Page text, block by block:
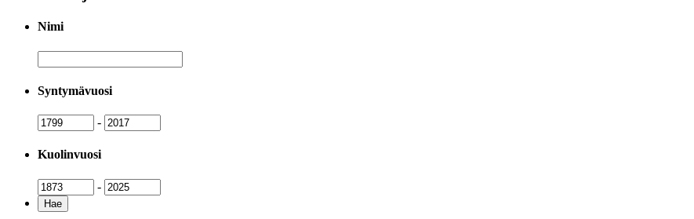
Nimi
Syntymävuosi
Syntymävuosi
- Syntymävuosi
Kuolinvuosi
Kuolinvuosi- Kuolinvuosi